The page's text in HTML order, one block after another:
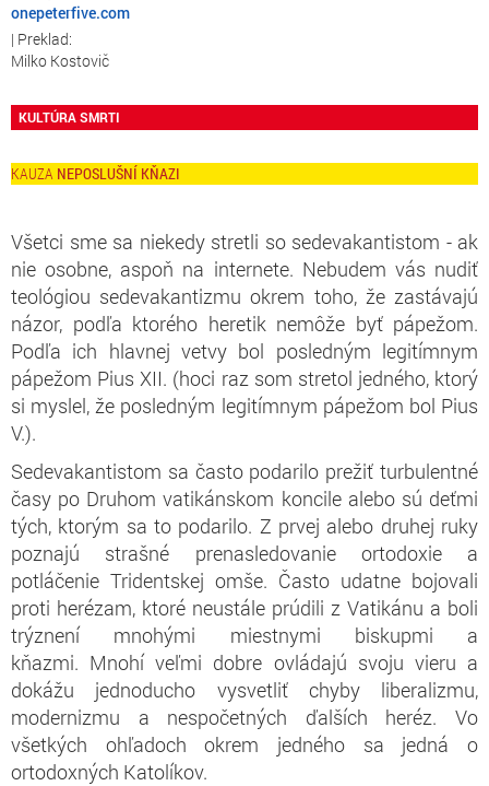
onepeterfive.com
Milko Kostovič
KULTÚRA SMRTI
NEPOSLUŠNÍ KŇAZI
Všetci sme sa niekedy stretli so sedevakantistom - ak
nie osobne, aspoň na internete. Nebudem vás nudiť
teológiou sedevakantizmu okrem toho, že zastávajú
názor, podľa ktorého heretik nemôže byť pápežom.
Podľa ich hlavnej vetvy bol posledným legitímnym
pápežom Pius XII. (hoci raz som stretol jedného, ktorý
si myslel, že posledným legitímnym pápežom bol Pius
V.).
Sedevakantistom sa často podarilo prežiť turbulentné
časy po Druhom vatikánskom koncile alebo sú deťmi
tých, ktorým sa to podarilo. Z prvej alebo druhej ruky
poznajú strašné prenasledovanie ortodoxie a
potláčenie Tridentskej omše. Často udatne bojovali
proti herézam, ktoré neustále prúdili z Vatikánu a boli
trýznení mnohými miestnymi biskupmi a
kňazmi. Mnohí veľmi dobre ovládajú svoju vieru a
dokážu jednoducho vysvetliť chyby liberalizmu,
modernizmu a nespočetných ďalších heréz. Vo
všetkých ohľadoch okrem jedného sa jedná o
ortodoxných Katolíkov.